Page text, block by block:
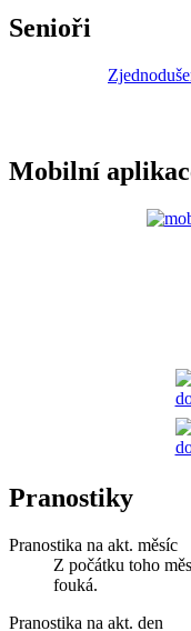
Senioři
Mobilní
Pranostiky
Pranostika na akt. měsíc
Z počátku toho
fouká.
Pranostika na akt. den